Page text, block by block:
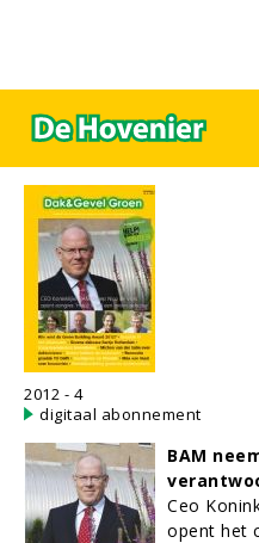
2012 - 4
digitaal abonnement
BAM
Ceo
opent het